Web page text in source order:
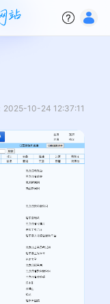
2025-10-24 12:37:11